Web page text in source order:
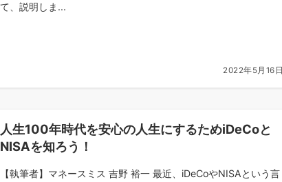
て、説明しま...
2022年5月16日
人生100年時代を安心の人生にするためiDeCoと
NISAを知ろう！
【執筆者】マネースミス 吉野 裕一 最近、iDeCoやNISAという言